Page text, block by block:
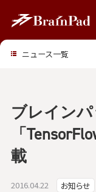
2016.04.22 お知らせ
ブレインパ
「
載
ニュース一覧